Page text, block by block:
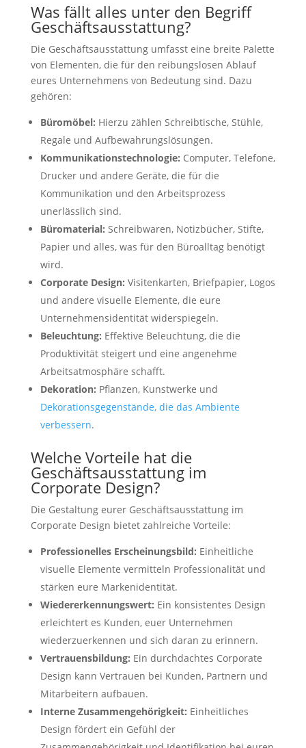
Was fällt alles unter den Begriff
Geschäftsausstattung?
Die Geschäftsausstattung umfasst eine breite Palette
von Elementen, die für den reibungslosen Ablauf
eures Unternehmens von Bedeutung sind. Dazu
gehören:
Büromöbel: Hierzu zählen Schreibtische, Stühle,
Regale und Aufbewahrungslösungen.
Kommunikationstechnologie: Computer, Telefone,
Drucker und andere Geräte, die für die
Kommunikation und den Arbeitsprozess
unerlässlich sind.
Büromaterial: Schreibwaren, Notizbücher, Stifte,
Papier und alles, was für den Büroalltag benötigt
wird.
Corporate Design: Visitenkarten, Briefpapier, Logos
und andere visuelle Elemente, die eure
Unternehmensidentität widerspiegeln.
Beleuchtung: Effektive Beleuchtung, die die
Produktivität steigert und eine angenehme
Arbeitsatmosphäre schafft.
Dekoration: Pflanzen, Kunstwerke und
Dekorationsgegenstände, die das Ambiente
verbessern.
Welche Vorteile hat die
Geschäftsausstattung im
Corporate Design?
Die Gestaltung eurer Geschäftsausstattung im
Corporate Design bietet zahlreiche Vorteile:
Professionelles Erscheinungsbild: Einheitliche
visuelle Elemente vermitteln Professionalität und
stärken eure Markenidentität.
Wiedererkennungswert: Ein konsistentes Design
erleichtert es Kunden, euer Unternehmen
wiederzuerkennen und sich daran zu erinnern.
Vertrauensbildung: Ein durchdachtes Corporate
Design kann Vertrauen bei Kunden, Partnern und
Mitarbeitern aufbauen.
Interne Zusammengehörigkeit: Einheitliches
Design fördert ein Gefühl der